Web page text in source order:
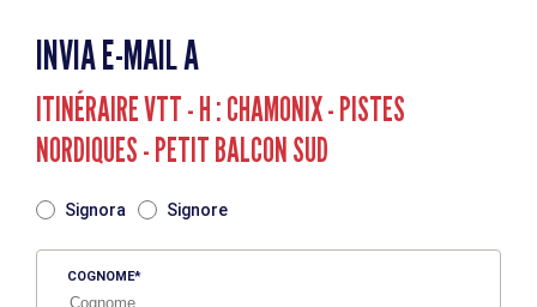
INVIA E-MAIL A
ITINÉRAIRE VTT - H : CHAMONIX - PISTES
NORDIQUES - PETIT BALCON SUD
Signora Signore
COGNOME